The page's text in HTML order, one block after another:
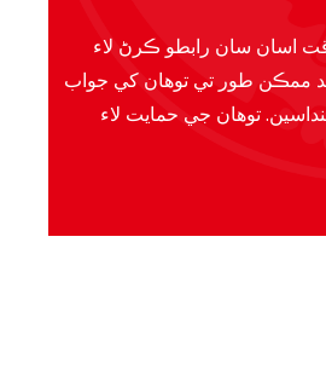
اسان سان رابطو ڪرڻ لاء
ممڪن طور تي توهان کي جواب
توهان جي حمايت لاء